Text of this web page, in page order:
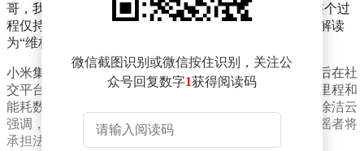
哥，我们是江苏车友会的，江苏十三太保欢迎雷总”。整个过
程仅持续了一两分钟，却被别有用心者断章取义，恶意解读
为“维权”事件。
小米集团董事长特别助理、集团公关部总经理徐洁云随后在社
交平台辟谣。她表示，雷军当时正在记录上一段行程的里程和
能耗数据，自己就坐在后排，现场还有众多车友朋友。徐洁云
强调，公司绝不会放任这种凭空造谣的行为，并警告造谣者将
承担法律责任。
微信截图识别或微信按住识别，关注公
众号回复数字1获得阅读码